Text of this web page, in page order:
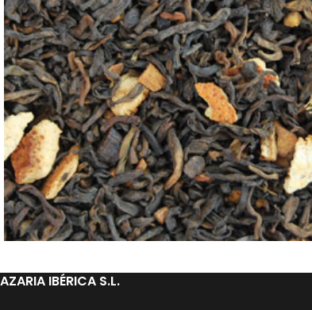
AZARIA IBÉRICA S.L.